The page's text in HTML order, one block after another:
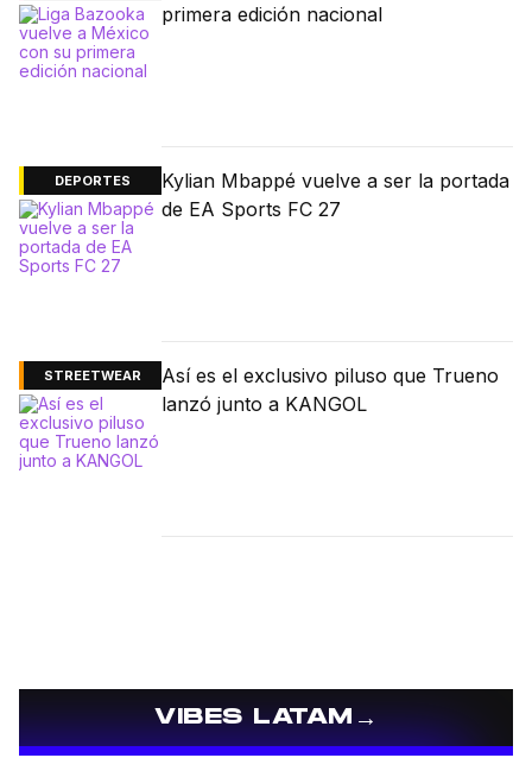
primera edición nacional
DEPORTES
Kylian Mbappé vuelve a ser la portada
de EA Sports FC 27
STREETWEAR
Así es el exclusivo piluso que Trueno
lanzó junto a KANGOL
VIBES LATAM→